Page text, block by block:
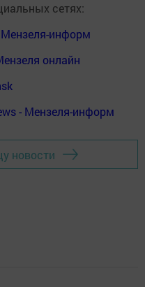
сетях:
информ
онлайн
- Мензеля-информ
новости